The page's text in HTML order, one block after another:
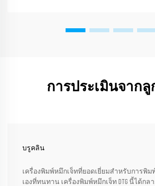
การประเมินจากลู
บรูคลิน
เครื่องพิมพ์หมึกเจ็ทที่ยอดเยี่ยมสำหรับการพิ
เองที่ทนทาน เครื่องพิมพ์หมึกเจ็ท DTG นี้ได้กล